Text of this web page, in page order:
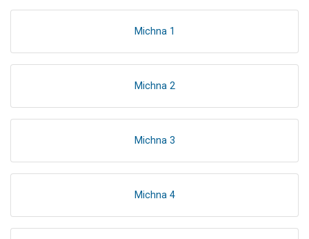
Michna 1
Michna 2
Michna 3
Michna 4